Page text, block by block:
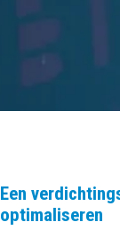
Een
optimaliseren